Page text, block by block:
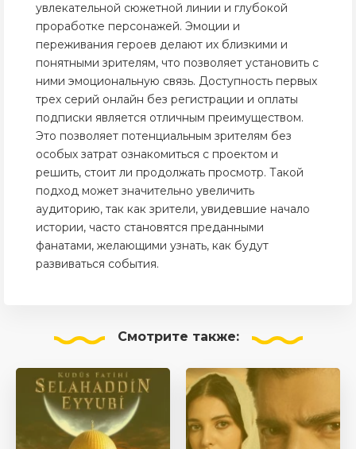
увлекательной сюжетной линии и глубокой
проработке персонажей. Эмоции и
переживания героев делают их близкими и
понятными зрителям, что позволяет установить с
ними эмоциональную связь. Доступность первых
трех серий онлайн без регистрации и оплаты
подписки является отличным преимуществом.
Это позволяет потенциальным зрителям без
особых затрат ознакомиться с проектом и
решить, стоит ли продолжать просмотр. Такой
подход может значительно увеличить
аудиторию, так как зрители, увидевшие начало
истории, часто становятся преданными
фанатами, желающими узнать, как будут
развиваться события.
Смотрите также: